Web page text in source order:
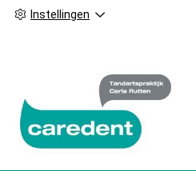
Instellingen